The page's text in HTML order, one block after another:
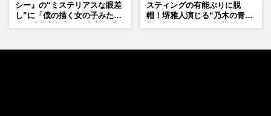
シー』の“ミステリアスな眼差
し”に「僕の描く女の子みた
スティングの有能ぶりに脱
帽！堺雅人演じる“乃木の青年